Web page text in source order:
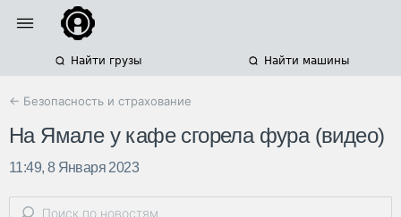
Найти грузы Найти машины
← Безопасность и страхование
На Ямале у кафе сгорела фура (видео)
11:49, 8 Января 2023